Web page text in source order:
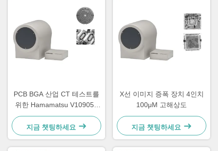
PCB BGA 산업 CT 테스트를
위한 Hamamatsu V10905P
엑스레이 이미지 강화기
지금 챗팅하세요
X선 이미지 증폭 장치 4인치
100μM 고해상도
지금 챗팅하세요